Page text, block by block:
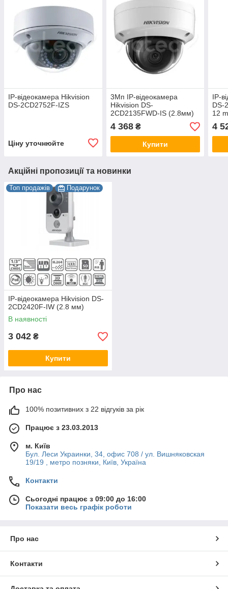
IP-відеокамера Hikvision
DS-2CD2752F-IZS
Ціну уточнюйте
3Мп IP-відеокамера
Hikvision DS-
2CD2135FWD-IS (2.8мм)
4 368₴
Купити
IP-
DS-
12
4
Акційні пропозиції та новинки
Топ продажів Подарунок
IP-відеокамера Hikvision DS-
2CD2420F-IW (2.8 мм)
В наявності
3 042 ₴
Купити
Про нас
100% позитивних з 22 відгуків за рік
Працює з 23.03.2013
м. Київ
Бул. Леси Украинки, 34, офис 708 / ул. Вишняковская
19/19 , метро позняки, Київ, Україна
Контакти
Сьогодні працює з 09:00 до 16:00
Показати весь графік роботи
Про нас
Контакти